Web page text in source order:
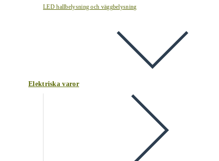
LED hallbelysning och väggbelysning
Elektriska varor